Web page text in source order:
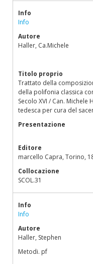
Info
Info
Autore
Haller, Ca.Michele
Titolo proprio
Trattato della
della polifonia classica
Secolo XVI / Can.
tedesca per cura del
Presentazione
Editore
marcello Capra, Torino,
Collocazione
SCOL.31
Info
Info
Autore
Haller, Stephen
Metodi. pf